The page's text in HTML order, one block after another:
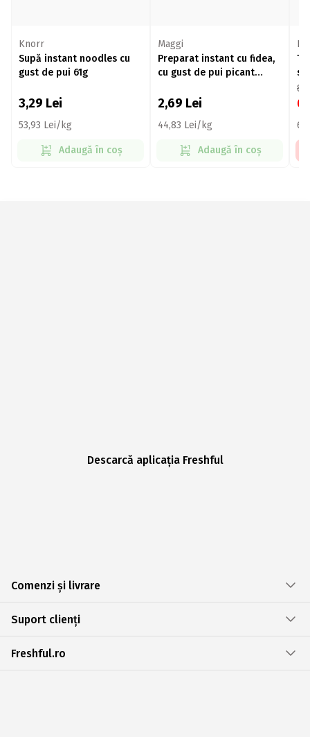
Knorr
Supă instant noodles cu
gust de pui 61g
3,29 Lei
53,93 Lei/kg
Adaugă în coș
Maggi
Preparat instant cu fidea,
cu gust de pui picant
2,69 Lei
44,83 Lei/kg
Adaugă în coș
Descarcă aplicația Freshful
Comenzi și livrare
Suport clienți
Freshful.ro